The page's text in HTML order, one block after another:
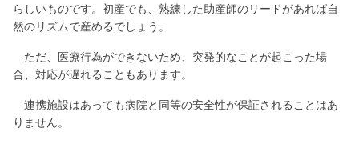
らしいものです。初産でも、熟練した助産師のリードがあれば自
然のリズムで産めるでしょう。
ただ、医療行為ができないため、突発的なことが起こった場
合、対応が遅れることもあります。
連携施設はあっても病院と同等の安全性が保証されることはあ
りません。